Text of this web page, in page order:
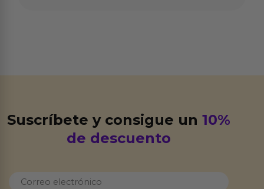
Suscríbete y consigue un10%
de descuento